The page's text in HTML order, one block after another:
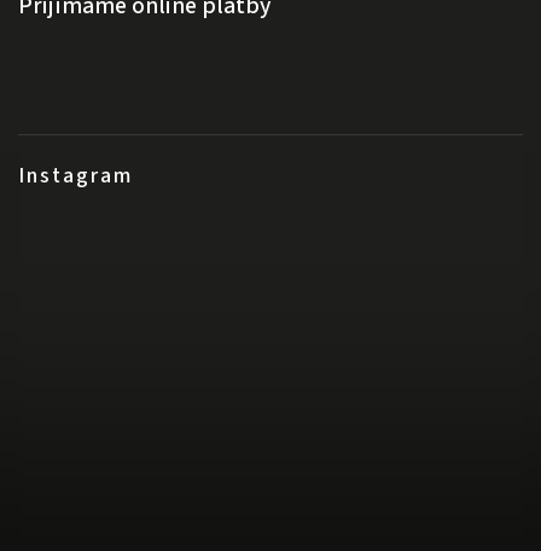
Instagram